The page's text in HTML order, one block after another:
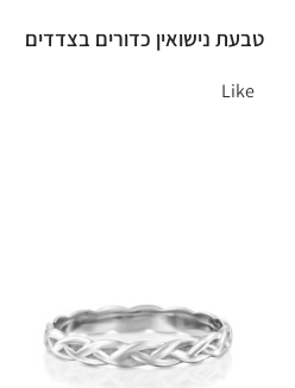
טבעת נישואין כדורים בצדדים
Like